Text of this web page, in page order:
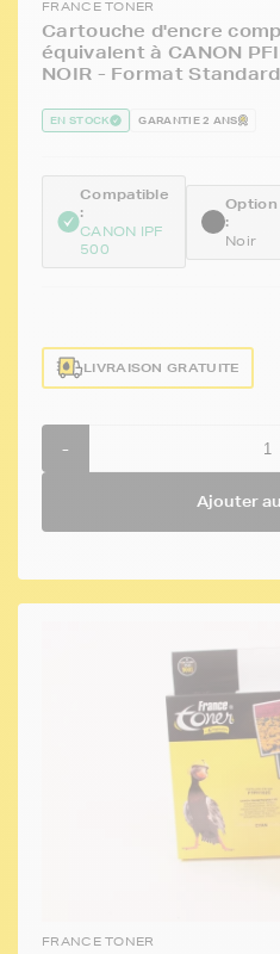
FRANCE TONER
Cartouche d'encre
équivalent à CANON
NOIR - Format Standard
EN STOCK GARANTIE 2 ANS
Compatible
:
CANON IPF
500
Option
:
Noir
LIVRAISON GRATUITE
-
Ajouter
FRANCE TONER